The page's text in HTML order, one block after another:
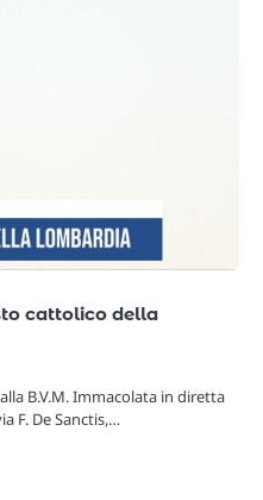
cattolico della
B.V.M. Immacolata in diretta
F. De Sanctis,…